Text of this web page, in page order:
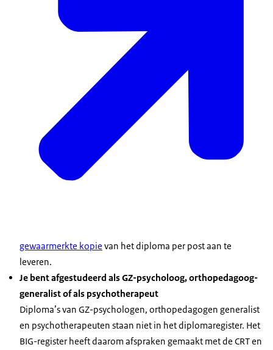
gewaarmerkte kopie van het diploma per post aan te
leveren.
Je bent afgestudeerd als GZ-psycholoog, orthopedagoog-
generalist of als psychotherapeut
Diploma’s van GZ-psychologen, orthopedagogen generalist
en psychotherapeuten staan niet in het diplomaregister. Het
BIG-register heeft daarom afspraken gemaakt met de CRT en